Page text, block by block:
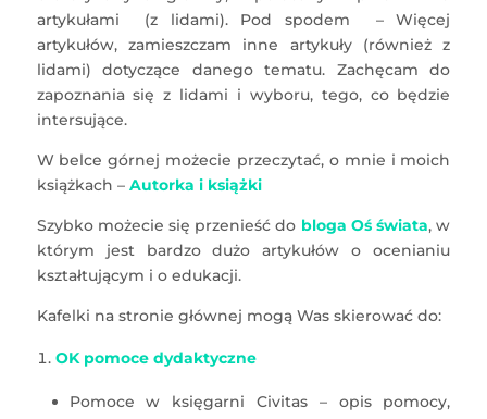
artykułami (z lidami). Pod spodem – Więcej
artykułów, zamieszczam inne artykuły (również z
lidami) dotyczące danego tematu. Zachęcam do
zapoznania się z lidami i wyboru, tego, co będzie
intersujące.
W belce górnej możecie przeczytać, o mnie i moich
książkach – Autorka i książki
Szybko możecie się przenieść do bloga Oś świata, w
którym jest bardzo dużo artykułów o ocenianiu
kształtującym i o edukacji.
Kafelki na stronie głównej mogą Was skierować do:
OK pomoce dydaktyczne
Pomoce w księgarni Civitas – opis pomocy,